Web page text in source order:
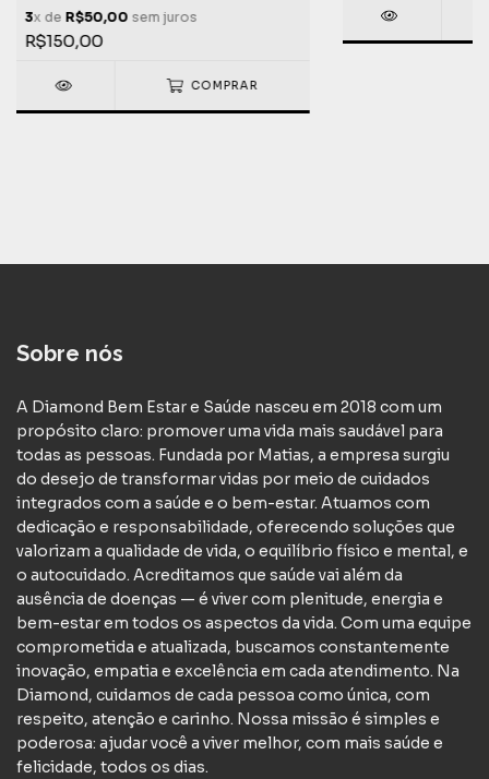
3x de R$50,00 sem juros
R$150,00
COMPRAR
Sobre nós
A Diamond Bem Estar e Saúde nasceu em 2018 com um
propósito claro: promover uma vida mais saudável para
todas as pessoas. Fundada por Matias, a empresa surgiu
do desejo de transformar vidas por meio de cuidados
integrados com a saúde e o bem-estar. Atuamos com
dedicação e responsabilidade, oferecendo soluções que
valorizam a qualidade de vida, o equilíbrio físico e mental, e
o autocuidado. Acreditamos que saúde vai além da
ausência de doenças — é viver com plenitude, energia e
bem-estar em todos os aspectos da vida. Com uma equipe
comprometida e atualizada, buscamos constantemente
inovação, empatia e excelência em cada atendimento. Na
Diamond, cuidamos de cada pessoa como única, com
respeito, atenção e carinho. Nossa missão é simples e
poderosa: ajudar você a viver melhor, com mais saúde e
felicidade, todos os dias.